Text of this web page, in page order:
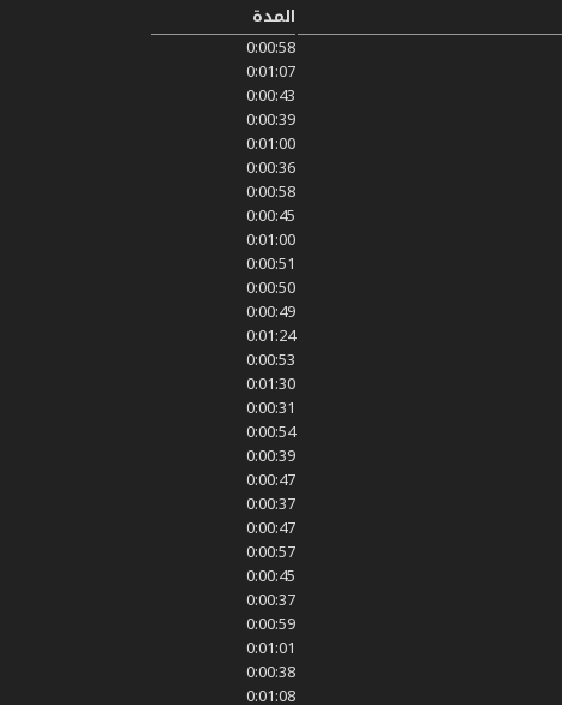
المدة
0:00:58
0:01:07
0:00:43
0:00:39
0:01:00
0:00:36
0:00:58
0:00:45
0:01:00
0:00:51
0:00:50
0:00:49
0:01:24
0:00:53
0:01:30
0:00:31
0:00:54
0:00:39
0:00:47
0:00:37
0:00:47
0:00:57
0:00:45
0:00:37
0:00:59
0:01:01
0:00:38
0:01:08